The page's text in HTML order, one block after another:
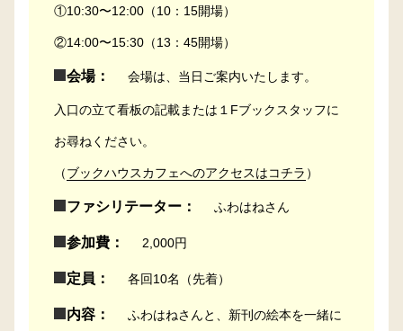
①10:30〜12:00（10：15開場）
②14:00〜15:30（13：45開場）
会場： 会場は、当日ご案内いたします。
入口の立て看板の記載または１Fブックスタッフに
お尋ねください。
（ブックハウスカフェへのアクセスはコチラ ）
ファシリテーター： ふわはねさん
参加費： 2,000円
定員： 各回10名（先着）
内容： ふわはねさんと、新刊の絵本を一緒に